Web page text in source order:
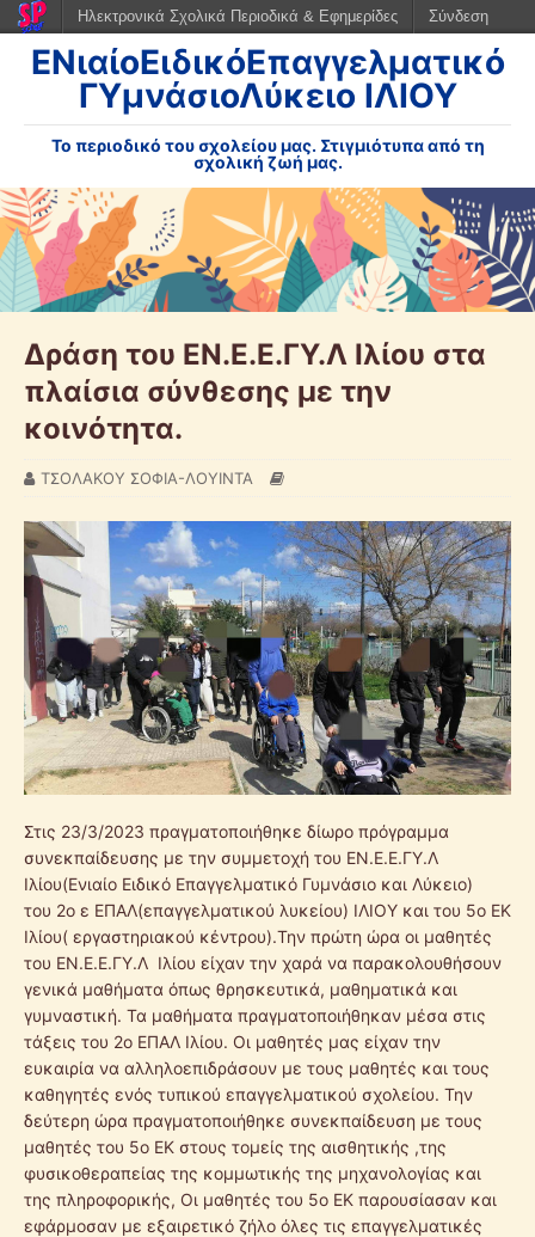
ΕΝιαίοΕιδικόΕπαγγελματικό
ΓΥμνάσιοΛύκειο ΙΛΙΟΥ
Το περιοδικό του σχολείου μας. Στιγμιότυπα από τη
σχολική ζωή μας.
Δράση του ΕΝ.Ε.Ε.ΓΥ.Λ Ιλίου στα
πλαίσια σύνθεσης με την
κοινότητα.
ΤΣΟΛΑΚΟΥ ΣΟΦΙΑ-ΛΟΥΙΝΤΑ
Στις 23/3/2023 πραγματοποιήθηκε δίωρο πρόγραμμα
συνεκπαίδευσης με την συμμετοχή του ΕΝ.Ε.Ε.ΓΥ.Λ
Ιλίου(Ενιαίο Ειδικό Επαγγελματικό Γυμνάσιο και Λύκειο)
του 2ο ε ΕΠΑΛ(επαγγελματικού λυκείου) ΙΛΙΟΥ και του 5ο ΕΚ
Ιλίου( εργαστηριακού κέντρου).Την πρώτη ώρα οι μαθητές
του ΕΝ.Ε.Ε.ΓΥ.Λ Ιλίου είχαν την χαρά να παρακολουθήσουν
γενικά μαθήματα όπως θρησκευτικά, μαθηματικά και
γυμναστική. Τα μαθήματα πραγματοποιήθηκαν μέσα στις
τάξεις του 2ο ΕΠΑΛ Ιλίου. Οι μαθητές μας είχαν την
ευκαιρία να αλληλοεπιδράσουν με τους μαθητές και τους
καθηγητές ενός τυπικού επαγγελματικού σχολείου. Την
δεύτερη ώρα πραγματοποιήθηκε συνεκπαίδευση με τους
μαθητές του 5ο ΕΚ στους τομείς της αισθητικής ,της
φυσικοθεραπείας της κομμωτικής της μηχανολογίας και
της πληροφορικής, Οι μαθητές του 5ο ΕΚ παρουσίασαν και
εφάρμοσαν με εξαιρετικό ζήλο όλες τις επαγγελματικές
Ηλεκτρονικά Σχολικά Περιοδικά & Εφημερίδες Σύνδεση